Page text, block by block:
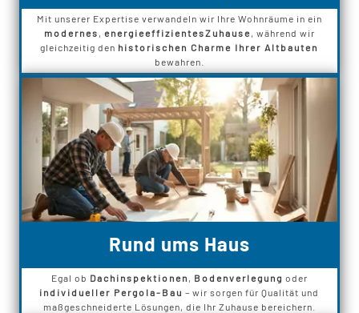
Mit unserer Expertise verwandeln wir Ihre Wohnräume in ein
modernes , energieeffizientesZuhause , während wir
gleichzeitig den historischen Charme Ihrer Altbauten
bewahren.
Rund ums Haus
Egal ob Dachinspektionen Bodenverlegung oder
individueller Pergola-Bau – wir sorgen für Qualität und
maßgeschneiderte Lösungen, die Ihr Zuhause bereichern.